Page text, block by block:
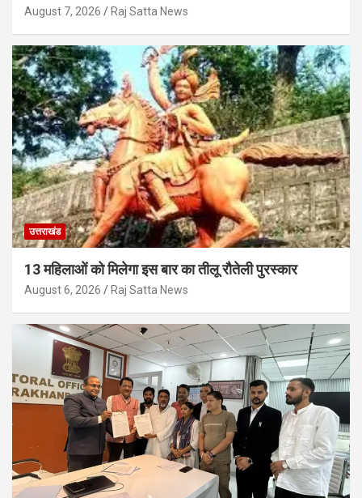
August 7, 2026 Raj Satta News
उत्तराखंड
13 महिलाओं को मिलेगा इस बार का तीलू रौतेली पुरस्कार
August 6, 2026 Raj Satta News